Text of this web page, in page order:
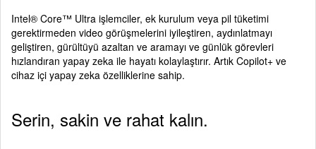
Intel® Core™ Ultra işlemciler, ek kurulum veya pil tüketimi
gerektirmeden video görüşmelerini iyileştiren, aydınlatmayı
geliştiren, gürültüyü azaltan ve aramayı ve günlük görevleri
hızlandıran yapay zeka ile hayatı kolaylaştırır. Artık Copilot+ ve
cihaz içi yapay zeka özelliklerine sahip.
Serin, sakin ve rahat kalın.